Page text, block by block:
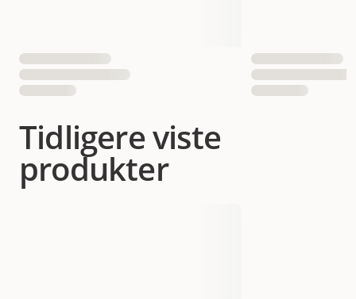
Tidligere viste
produkter